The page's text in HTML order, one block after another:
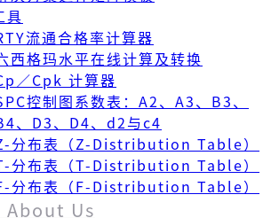
具
流通合格率计算器
西格玛水平在线计算及转换
／Cpk 计算器
控制图系数表：A2、A3、B3、
、D3、D4、d2与c4
分布表（Z-Distribution Table）
分布表（T-Distribution Table）
分布表（F-Distribution Table）
About Us